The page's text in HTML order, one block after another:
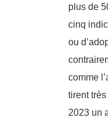
plus de
cinq
ou
comme
tirent
2023 un